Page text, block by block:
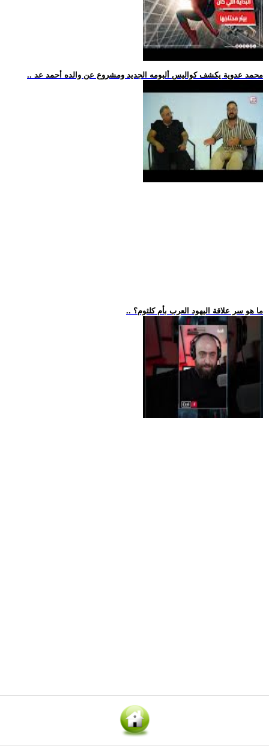
.. محمد عدوية يكشف كواليس ألبومه الجديد ومشروع عن والده أحمد عد
.. ما هو سر علاقة اليهود العرب بأم كلثوم؟